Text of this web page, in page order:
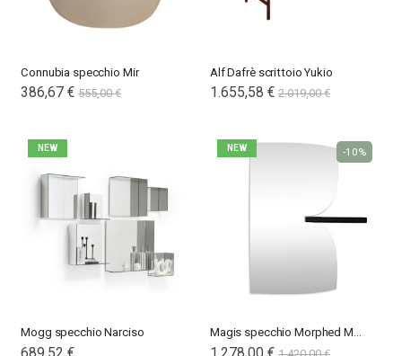
Connubia specchio Mir
386,67 € 555,00 €
Alf Dafrè scrittoio Yukio
1.655,58 € 2.019,00 €
NEW
Mogg specchio Narciso
NEW
Magis specchio Morphed Mirror 4/5
-10%